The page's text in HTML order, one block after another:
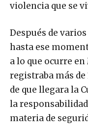
violencia que se
Después de
hasta ese
a lo que ocurre
registraba más de
de que llegara la
la
materia de